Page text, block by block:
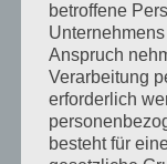
betroffene
Anspruch
Verarbeitung
erforderlich
besteht für